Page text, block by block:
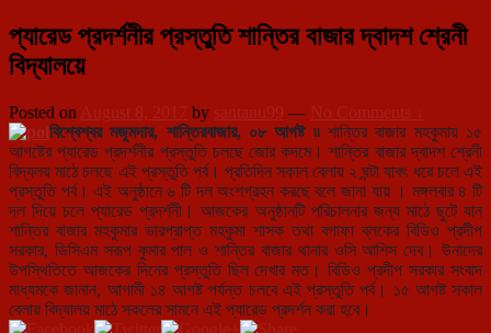
প্যারেড প্রদর্শনীর প্রস্তুতি শান্তির বাজার দ্বাদশ শ্রেনী
বিদ্যালয়ে
Posted on August 8, 2017 by santanu99 — No Comments ↓
বিশ্বেশ্বর মজুমদার, শান্তিরবাজার, ০৮ আগষ্ট ৷৷শান্তির বাজার মহকুমায় ১৫
আগষ্টের প্যারেড প্রদর্শনীর প্রস্তুতি চলছে জোর কদমে। শান্তির বাজার দ্বাদশ শ্রেনী
বিদ্যলয় মাঠে চলছে এই প্রস্তুতি পর্ব। প্রতিদিন সকাল বেলায় ২ ঘন্টা যাবৎ ধরে চলে এই
প্রস্তুতি পর্ব। এই অনুষ্ঠানে ৬ টি দল অংশগ্রহন করছে বলে জানা যায় । মঙ্গলবার ৪ টি
দল দিয়ে চলে প্যারেড প্রদর্শনী। আজকের অনুষ্ঠানটি পরিচালনার জন্য মাঠে ছুটে যান
শান্তির বাজার মহকুমার ভারপ্রাপ্ত মহকুমা শাসক তথা বগাফা ব্লকের বিডিও প্রদীপ
সরকার, ডিসিএম সরূপ কুমার পাল ও শান্তির বাজার থানার ওসি আশিস দেব। উনাদের
উপস্থিতিতে আজকের দিনের প্রস্তুতি ছিল দেখার মত। বিডিও প্রদীপ সরকার সংবাদ
মাধ্যমকে জানান, আগামী ১৪ আগষ্ট পর্যন্ত চলবে এই প্রস্তুতি পর্ব। ১৫ আগষ্ট সকাল
বেলায় বিদ্যালয় মাঠে সকলের সামনে এই প্যারেড প্রদর্শন করা হবে।